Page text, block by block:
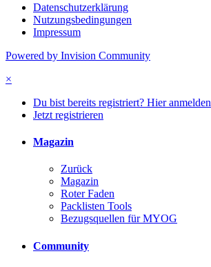
Datenschutzerklärung
Nutzungsbedingungen
Impressum
Powered by Invision Community
×
Du bist bereits registriert? Hier anmelden
Jetzt registrieren
Magazin
Zurück
Magazin
Roter Faden
Packlisten Tools
Bezugsquellen für MYOG
Community